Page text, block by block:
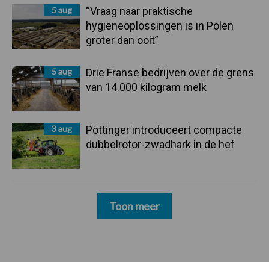
5 aug
“Vraag naar praktische
hygieneoplossingen is in Polen
groter dan ooit”
5 aug
Drie Franse bedrijven over de grens
van 14.000 kilogram melk
3 aug
Pöttinger introduceert compacte
dubbelrotor-zwadhark in de hef
Toon meer